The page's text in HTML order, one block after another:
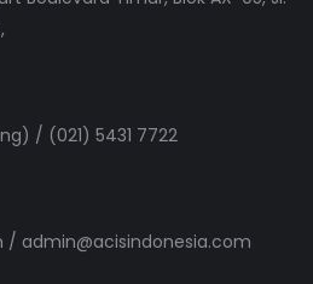
/ (021) 5431 7722
/ admin@acisindonesia.com